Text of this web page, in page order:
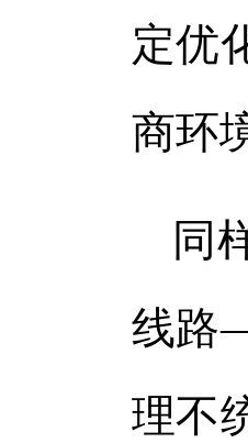
定优
商环
同
线路
理不